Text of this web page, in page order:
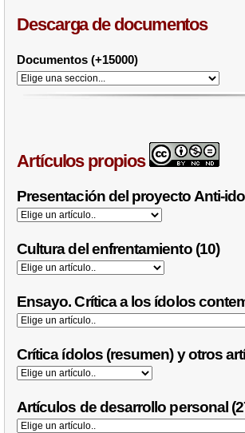
Descarga de documentos
Documentos (+15000)
Artículos propios
Presentación del proyecto Anti-
Cultura del enfrentamiento (10)
Ensayo. Crítica a los ídolos
Crítica ídolos (resumen) y otros
Artículos de desarrollo personal